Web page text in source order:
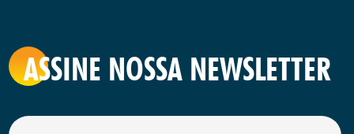
ASSINE NOSSA NEWSLETTER